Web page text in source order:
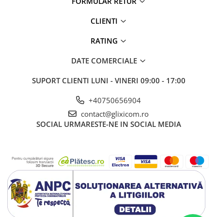
Usor de folosit!
CLIENTI
RATING
DATE COMERCIALE
SUPORT CLIENTI LUNI - VINERI 09:00 - 17:00
+40750656904
contact@glixicom.ro
SOCIAL URMARESTE-NE IN SOCIAL MEDIA